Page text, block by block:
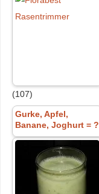
(107)
Gurke, Apfel,
Banane, Joghurt = ?